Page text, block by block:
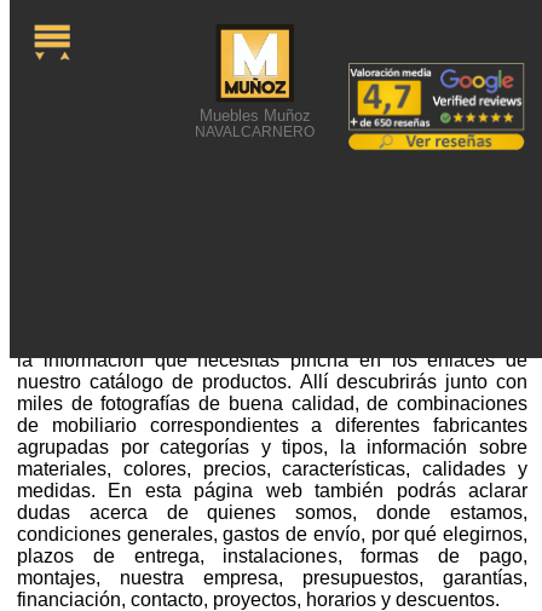
Muebles Muñoz
NAVALCARNERO
la información que necesitas pincha en los enlaces de
nuestro catálogo de productos. Allí descubrirás junto con
miles de fotografías de buena calidad, de combinaciones
de mobiliario correspondientes a diferentes fabricantes
agrupadas por categorías y tipos, la información sobre
materiales, colores, precios, características, calidades y
medidas. En esta página web también podrás aclarar
dudas acerca de quienes somos, donde estamos,
condiciones generales, gastos de envío, por qué elegirnos,
plazos de entrega, instalaciones, formas de pago,
montajes, nuestra empresa, presupuestos, garantías,
financiación, contacto, proyectos, horarios y descuentos.